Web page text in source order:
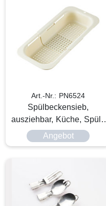
Art.-Nr.: PN6524
Spülbeckensieb,
ausziehbar, Küche, Spüle
Zubehör
Angebot